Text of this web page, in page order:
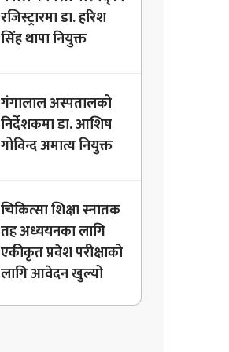
रजिस्ट्रारमा डा. हरिश
सिंह थापा नियुक्त
गंगालाल अस्पतालको
निर्देशकमा डा. आशिष
गोविन्द अमात्य नियुक्त
चिकित्सा शिक्षा स्नातक
तह अध्ययनका लागि
एकीकृत प्रवेश परीक्षाको
लागि आवेदन खुल्यो